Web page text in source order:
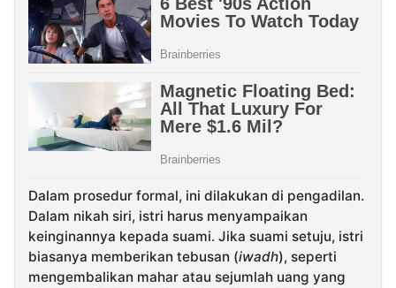
Dalam prosedur formal, ini dilakukan di pengadilan.
Dalam nikah siri, istri harus menyampaikan
keinginannya kepada suami. Jika suami setuju, istri
biasanya memberikan tebusan (iwadh), seperti
mengembalikan mahar atau sejumlah uang yang